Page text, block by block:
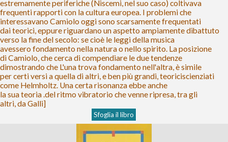
estremamente periferiche (Niscemi, nel suo caso) coltivava
frequenti rapporti con la cultura europea. I problemi che
interessavano Camiolo oggi sono scarsamente frequentati
dai teorici, eppure riguardano un aspetto ampiamente dibattuto
verso la fine del secolo: se cioè le leggi della musica
avessero fondamento nella natura o nello spirito. La posizione
di Camiolo, che cerca di compendiare le due tendenze
dimostrando che L'una trova fondamento nell'altra, è simile
per certi versi a quella di altri, e ben più grandi, teoriciscienziati
come Helmholtz. Una certa risonanza ebbe anche
la sua teoria .del ritmo vibratorio che venne ripresa, tra gli
altri, da Galli]
Sfoglia il libro